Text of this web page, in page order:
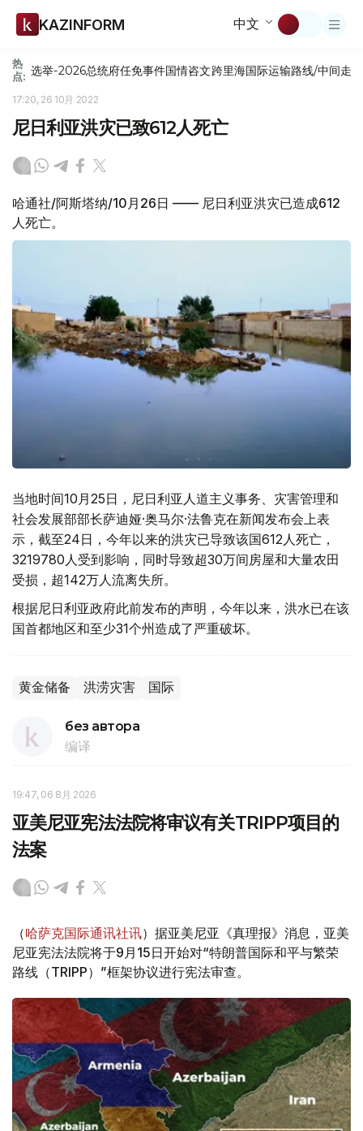
KAZINFORM 中文
热
点: 选举-2026总统府任免事件国情咨文跨里海国际运输路线/中间走廊
17:20, 26 10月 2022
尼日利亚洪灾已致612人死亡
哈通社/阿斯塔纳/10月26日 —— 尼日利亚洪灾已造成612
人死亡。
当地时间10月25日，尼日利亚人道主义事务、灾害管理和
社会发展部部长萨迪娅·奥马尔·法鲁克在新闻发布会上表
示，截至24日，今年以来的洪灾已导致该国612人死亡，
3219780人受到影响，同时导致超30万间房屋和大量农田
受损，超142万人流离失所。
根据尼日利亚政府此前发布的声明，今年以来，洪水已在该
国首都地区和至少31个州造成了严重破坏。
黄金储备 洪涝灾害 国际
без автора
编译
19:47, 06 8月 2026
亚美尼亚宪法法院将审议有关TRIPP项目的
法案
（哈萨克国际通讯社讯）据亚美尼亚《真理报》消息，亚美
尼亚宪法法院将于9月15日开始对“特朗普国际和平与繁荣
路线（TRIPP）”框架协议进行宪法审查。